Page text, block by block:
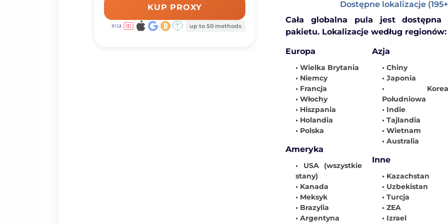
KUP PROXY
up to 50 methods
Dostępne lokalizacje
Cała globalna pula jest
pakietu. Lokalizacje według regionów:
Europa
• Wielka Brytania
• Niemcy
• Francja
• Włochy
• Hiszpania
• Holandia
• Polska
Ameryka
• USA (wszystkie
stany)
• Kanada
• Meksyk
• Brazylia
• Argentyna
Azja
• Chiny
• Japonia
•
Południowa
• Indie
• Tajlandia
• Wietnam
• Australia
Inne
• Kazachstan
• Uzbekistan
• Turcja
• ZEA
• Izrael